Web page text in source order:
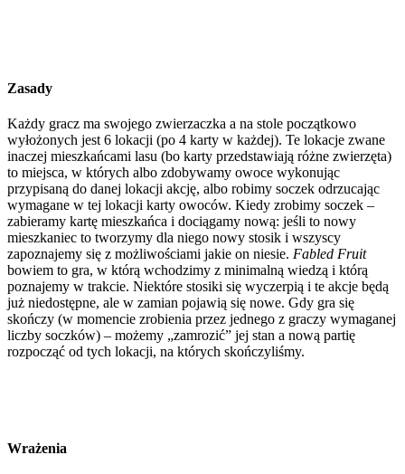
Zasady
Każdy gracz ma swojego zwierzaczka a na stole początkowo
wyłożonych jest 6 lokacji (po 4 karty w każdej). Te lokacje zwane
inaczej mieszkańcami lasu (bo karty przedstawiają różne zwierzęta)
to miejsca, w których albo zdobywamy owoce wykonując
przypisaną do danej lokacji akcję, albo robimy soczek odrzucając
wymagane w tej lokacji karty owoców. Kiedy zrobimy soczek –
zabieramy kartę mieszkańca i dociągamy nową: jeśli to nowy
mieszkaniec to tworzymy dla niego nowy stosik i wszyscy
zapoznajemy się z możliwościami jakie on niesie. Fabled Fruit
bowiem to gra, w którą wchodzimy z minimalną wiedzą i którą
poznajemy w trakcie. Niektóre stosiki się wyczerpią i te akcje będą
już niedostępne, ale w zamian pojawią się nowe. Gdy gra się
skończy (w momencie zrobienia przez jednego z graczy wymaganej
liczby soczków) – możemy „zamrozić” jej stan a nową partię
rozpocząć od tych lokacji, na których skończyliśmy.
Wrażenia